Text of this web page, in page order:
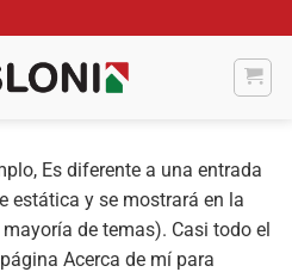
Es diferente a una entrada
estática y se mostrará en la
de temas). Casi todo el
Acerca de mí para